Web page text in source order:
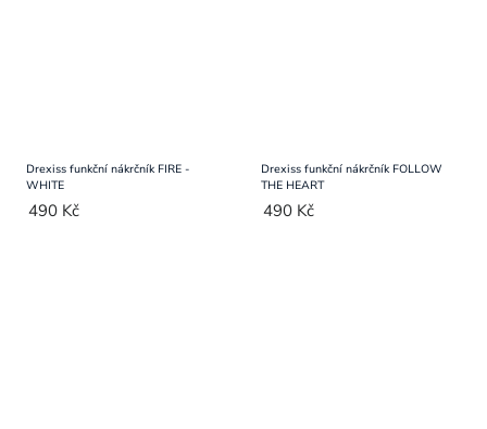
Drexiss funkční nákrčník FIRE -
WHITE
490 Kč
Drexiss funkční nákrčník FOLLOW
THE HEART
490 Kč